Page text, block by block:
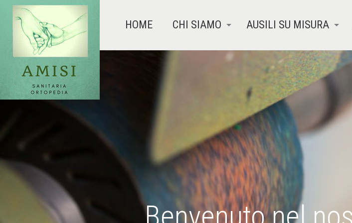
HOME CHI SIAMO AUSILI SU MISURA